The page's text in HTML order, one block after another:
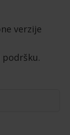
verzije